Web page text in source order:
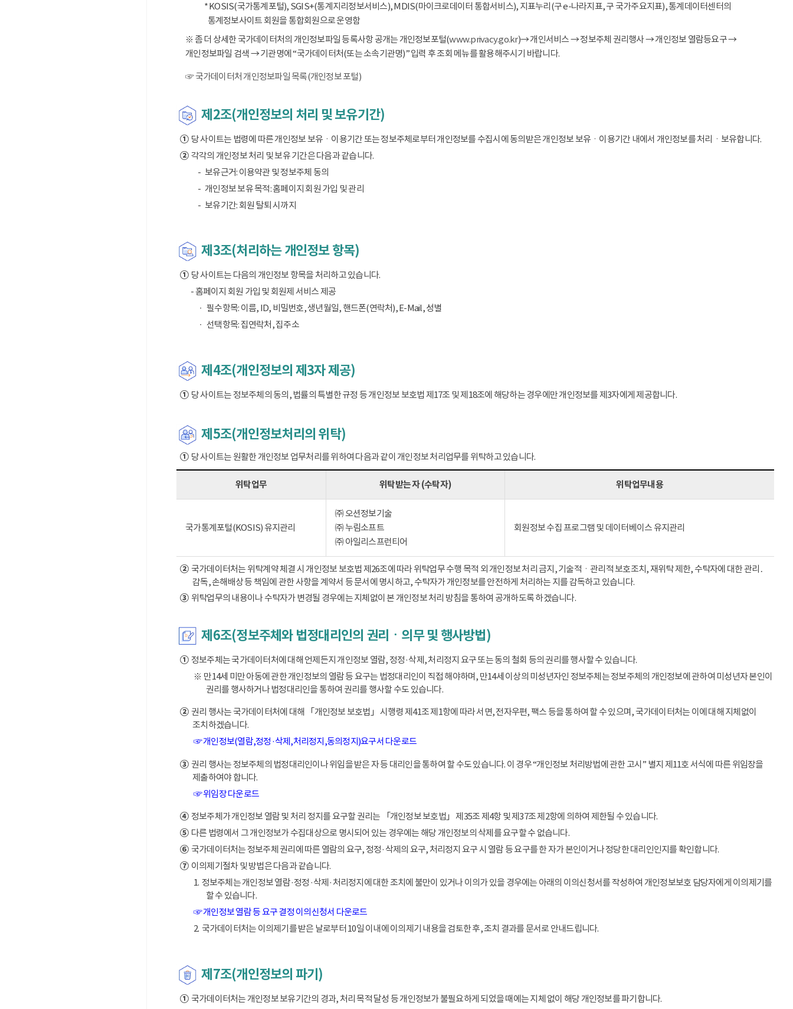
* KOSIS(국가통계포털), SGIS+(통계지리정보서비스), MDIS(마이크로데이터 통합서비스), 지표누리(구 e-나라지표, 구 국가주요지표), 통계데이터센터의
통계정보사이트 회원을 통합회원으로 운영함
※ 좀 더 상세한 국가데이터처의 개인정보파일 등록사항 공개는 개인정보포털(www.privacy.go.kr)→ 개인서비스 → 정보주체 권리행사 → 개인정보 열람등요구 →
개인정보파일 검색 → 기관명에 “국가데이터처(또는 소속기관명)” 입력 후 조회 메뉴를 활용해주시기 바랍니다.
☞ 국가데이터처 개인정보파일 목록(개인정보 포털)
제2조(개인정보의 처리 및 보유기간)
①당 사이트는 법령에 따른 개인정보 보유ㆍ이용기간 또는 정보주체로부터 개인정보를 수집시에 동의받은 개인정보 보유ㆍ이용기간 내에서 개인정보를 처리ㆍ보유합니다.
②각각의 개인정보 처리 및 보유 기간은 다음과 같습니다.
보유근거: 이용약관 및 정보주체 동의
개인정보 보유 목적: 홈페이지 회원 가입 및 관리
보유기간: 회원 탈퇴 시까지
제3조(처리하는 개인정보 항목)
①당 사이트는 다음의 개인정보 항목을 처리하고 있습니다.
- 홈페이지 회원 가입 및 회원제 서비스 제공
필수항목: 이름, ID, 비밀번호, 생년월일, 핸드폰(연락처), E-Mail, 성별
선택항목: 집연락처, 집주소
제4조(개인정보의 제3자 제공)
①당 사이트는 정보주체의 동의, 법률의 특별한 규정 등 개인정보 보호법 제17조 및 제18조에 해당하는 경우에만 개인정보를 제3자에게 제공합니다.
제5조(개인정보처리의 위탁)
①당 사이트는 원활한 개인정보 업무처리를 위하여 다음과 같이 개인정보 처리업무를 위탁하고 있습니다.
위탁업무 위탁받는 자 (수탁자) 위탁업무내용
국가통계포털(KOSIS) 유지관리
㈜ 오션정보기술
㈜ 누림소프트
㈜ 아일리스프런티어
회원정보 수집 프로그램 및 데이터베이스 유지관리
②국가데이터처는 위탁계약 체결 시 개인정보 보호법 제26조에 따라 위탁업무 수행 목적 외 개인정보 처리 금지, 기술적ㆍ관리적 보호조치, 재위탁 제한, 수탁자에 대한 관리․
감독, 손해배상 등 책임에 관한 사항을 계약서 등 문서에 명시하고, 수탁자가 개인정보를 안전하게 처리하는 지를 감독하고 있습니다.
③위탁업무의 내용이나 수탁자가 변경될 경우에는 지체없이 본 개인정보 처리 방침을 통하여 공개하도록 하겠습니다.
제6조(정보주체와 법정대리인의 권리ㆍ의무 및 행사방법)
①정보주체는 국가데이터처에 대해 언제든지 개인정보 열람, 정정·삭제, 처리정지 요구 또는 동의 철회 등의 권리를 행사할 수 있습니다.
※ 만14세 미만 아동에 관한 개인정보의 열람 등 요구는 법정대리인이 직접 해야하며, 만14세 이상의 미성년자인 정보주체는 정보주체의 개인정보에 관하여 미성년자 본인이
권리를 행사하거나 법정대리인을 통하여 권리를 행사할 수도 있습니다.
②권리 행사는 국가데이터처에 대해 「개인정보 보호법」 시행령 제41조 제1항에 따라 서면, 전자우편, 팩스 등을 통하여 할 수 있으며, 국가데이터처는 이에 대해 지체없이
조치하겠습니다.
☞ 개인정보(열람,정정·삭제,처리정지,동의정지)요구서 다운로드
③권리 행사는 정보주체의 법정대리인이나 위임을 받은 자 등 대리인을 통하여 할 수도 있습니다. 이 경우 “개인정보 처리방법에 관한 고시” 별지 제11호 서식에 따른 위임장을
제출하여야 합니다.
☞ 위임장 다운로드
④정보주체가 개인정보 열람 및 처리 정지를 요구할 권리는 「개인정보 보호법」 제35조 제4항 및 제37조 제2항에 의하여 제한될 수 있습니다.
⑤다른 법령에서 그 개인정보가 수집대상으로 명시되어 있는 경우에는 해당 개인정보의 삭제를 요구할 수 없습니다.
⑥국가데이터처는 정보주체 권리에 따른 열람의 요구, 정정·삭제의 요구, 처리정지 요구 시 열람 등 요구를 한 자가 본인이거나 정당한 대리인인지를 확인합니다.
⑦이의제기절차 및 방법은 다음과 같습니다.
1. 정보주체는 개인정보 열람·정정·삭제·처리정지에 대한 조치에 불만이 있거나 이의가 있을 경우에는 아래의 이의신청서를 작성하여 개인정보보호 담당자에게 이의제기를
할 수 있습니다.
☞ 개인정보 열람 등 요구 결정 이의신청서 다운로드
2. 국가데이터처는 이의제기를 받은 날로부터 10일 이내에 이의제기 내용을 검토한 후, 조치 결과를 문서로 안내드립니다.
제7조(개인정보의 파기)
①국가데이터처는 개인정보 보유기간의 경과, 처리 목적 달성 등 개인정보가 불필요하게 되었을 때에는 지체 없이 해당 개인정보를 파기합니다.